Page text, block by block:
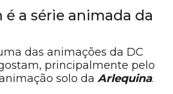
é a série animada da
das animações da DC
principalmente pelo
solo da Arlequina.